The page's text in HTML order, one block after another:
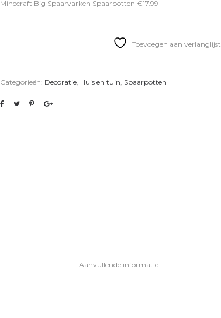
Minecraft Big Spaarvarken Spaarpotten €17.99
Toevoegen aan verlanglijst
Categorieën: Decoratie, Huis en tuin, Spaarpotten
Aanvullende informatie